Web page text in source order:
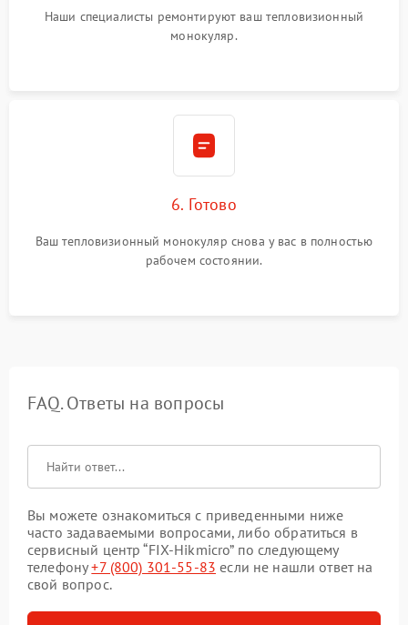
Наши специалисты ремонтируют ваш тепловизионный
монокуляр.
6. Готово
Ваш тепловизионный монокуляр снова у вас в полностью
рабочем состоянии.
FAQ. Ответы на вопросы
Вы можете ознакомиться с приведенными ниже
часто задаваемыми вопросами, либо обратиться в
сервисный центр “FIX-Hikmicro” по следующему
телефону+7 (800) 301-55-83 если не нашли ответ на
свой вопрос.